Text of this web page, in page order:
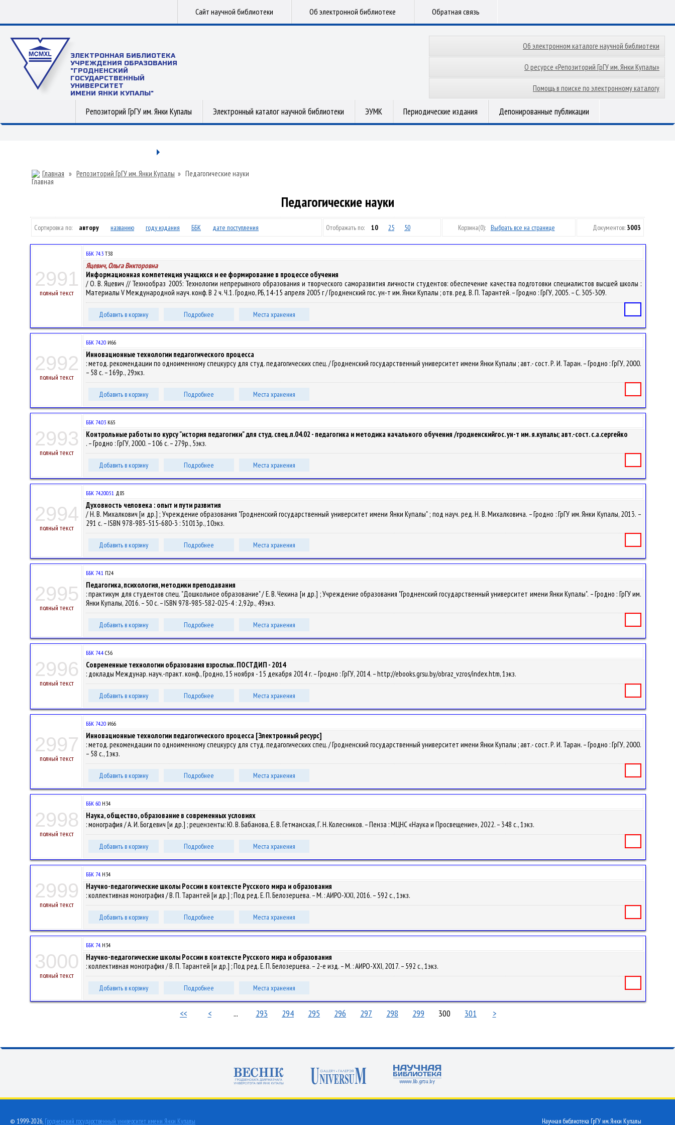
Сайт научной библиотеки Об электронной библиотеке Обратная связь
ЭЛЕКТРОННАЯ БИБЛИОТЕКА
УЧРЕЖДЕНИЯ ОБРАЗОВАНИЯ
"ГРОДНЕНСКИЙ
ГОСУДАРСТВЕННЫЙ
УНИВЕРСИТЕТ
ИМЕНИ ЯНКИ КУПАЛЫ"
Об электронном каталоге научной библиотеки
О ресурсе «Репозиторий ГрГУ им. Янки Купалы»
Помощь в поиске по электронному каталогу
Репозиторий ГрГУ им. Янки Купалы Электронный каталог научной библиотеки ЭУМК Периодические издания Депонированные публикации
Главная » Репозиторий ГрГУ им. Янки Купалы » Педагогические науки
Педагогические науки
Сортировка по: автору названию году издания ББК дате поступления Отображать по: 10 25 50 Корзина(0): Выбрать все на странице Документов: 3003
2991
полный текст
ББК 74.3 Т38
Яцевич, Ольга Викторовна
Информационная компетенция учащихся и ее формирование в процессе обучения
/ О. В. Яцевич // Технообраз 2005: Технологии непрерывного образования и творческого саморазвития личности студентов: обеспечение качества подготовки специалистов высшей школы :
Материалы V Международной науч. конф. В 2 ч. Ч.1. Гродно, РБ, 14-15 апреля 2005 г / Гродненский гос. ун-т им. Янки Купалы ; отв. ред. В. П. Тарантей. – Гродно : ГрГУ, 2005. – С. 305-309.
Добавить в корзину Подробнее Места хранения
2992
полный текст
ББК 74.20 И66
Инновационные технологии педагогического процесса
: метод. рекомендации по одноименному спецкурсу для студ. педагогических спец. / Гродненский государственный университет имени Янки Купалы ; авт.- сост. Р. И. Таран. – Гродно : ГрГУ, 2000.
– 58 с. – 169р., 29экз.
Добавить в корзину Подробнее Места хранения
2993
полный текст
ББК 74.03 К65
Контрольные работы по курсу "история педагогики" для студ. спец.п.04.02 - педагогика и методика начального обучения /гродненскийгос. ун-т им. я.купалы; авт.-сост. с.а.сергейко
. – Гродно : ГрГУ, 2000. – 106 с. – 279р., 5экз.
Добавить в корзину Подробнее Места хранения
2994
полный текст
ББК 74.200.51 Д85
Духовность человека : опыт и пути развития
/ Н. В. Михалкович [и др.] ; Учреждение образования "Гродненский государственный университет имени Янки Купалы" ; под науч. ред. Н. В. Михалковича. – Гродно : ГрГУ им. Янки Купалы, 2013. –
291 с. – ISBN 978-985-515-680-3 : 51013р., 10экз.
Добавить в корзину Подробнее Места хранения
2995
полный текст
ББК 74.1 П24
Педагогика, психология, методики преподавания
: практикум для студентов спец. "Дошкольное образование" / Е. В. Чекина [и др.] ; Учреждение образования "Гродненский государственный университет имени Янки Купалы". – Гродно : ГрГУ им.
Янки Купалы, 2016. – 50 с. – ISBN 978-985-582-025-4 : 2,92р., 49экз.
Добавить в корзину Подробнее Места хранения
2996
полный текст
ББК 74.4 С56
Современные технологии образования взрослых. ПОСТДИП - 2014
: доклады Междунар. науч.-практ. конф., Гродно, 15 ноября - 15 декабря 2014 г. – Гродно : ГрГУ, 2014. – http://ebooks.grsu.by/obraz_vzros/index.htm, 1экз.
Добавить в корзину Подробнее Места хранения
2997
полный текст
ББК 74.20 И66
Инновационные технологии педагогического процесса [Электронный ресурс]
: метод. рекомендации по одноименному спецкурсу для студ. педагогических спец. / Гродненский государственный университет имени Янки Купалы ; авт.- сост. Р. И. Таран. – Гродно : ГрГУ, 2000.
– 58 с., 1экз.
Добавить в корзину Подробнее Места хранения
2998
полный текст
ББК 60.Н34
Наука, общество, образование в современных условиях
: монография / А. И. Богдевич [и др.] ; рецензенты: Ю. В. Бабанова, Е. В. Гетманская, Г. Н. Колесников. – Пенза : МЦНС «Наука и Просвещение», 2022. – 348 с., 1экз.
Добавить в корзину Подробнее Места хранения
2999
полный текст
ББК 74.Н34
Научно-педагогические школы России в контексте Русского мира и образования
: коллективная монография / В. П. Тарантей [и др.] ; Под ред. Е. П. Белозерцева. – М. : АИРО-XXI, 2016. – 592 с., 1экз.
Добавить в корзину Подробнее Места хранения
3000
полный текст
ББК 74.Н34
Научно-педагогические школы России в контексте Русского мира и образования
: коллективная монография / В. П. Тарантей [и др.] ; Под ред. Е. П. Белозерцева. – 2-е изд. – М. : АИРО-XXI, 2017. – 592 с., 1экз.
Добавить в корзину Подробнее Места хранения
<< < ... 293 294 295 296 297 298 299 300 301 >
© 1999-2026, Гродненский государственный университет имени Янки Купалы Научная библиотека ГрГУ им. Янки Купалы